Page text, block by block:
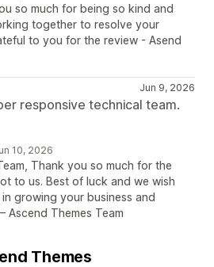
so much for being so kind and
together to resolve your
to you for the review - Asend
Jun 9, 2026
responsive technical team.
10, 2026
Thank you so much for the
to us. Best of luck and we wish
growing your business and
Ascend Themes Team
Themes